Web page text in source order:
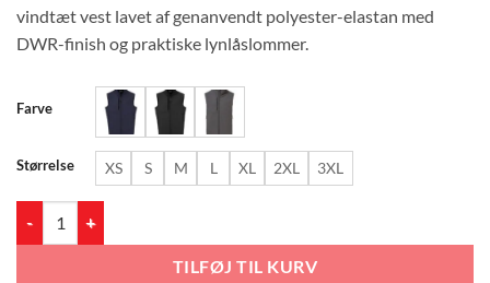
vindtæt vest lavet af genanvendt polyester-elastan med
DWR-finish og praktiske lynlåslommer.
Farve
Størrelse XS S M L XL 2XL 3XL
TILFØJ TIL KURV